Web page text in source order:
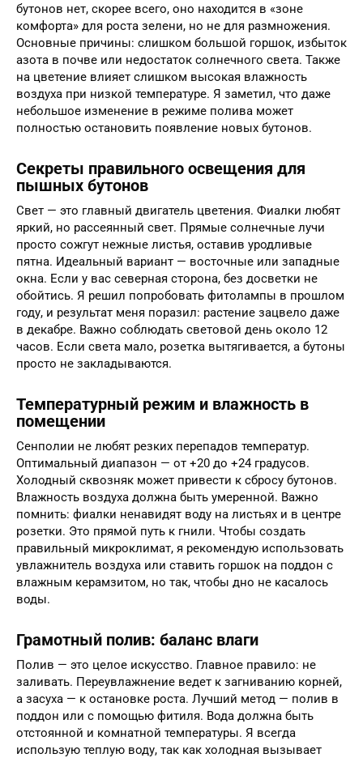
бутонов нет, скорее всего, оно находится в «зоне
комфорта» для роста зелени, но не для размножения.
Основные причины: слишком большой горшок, избыток
азота в почве или недостаток солнечного света. Также
на цветение влияет слишком высокая влажность
воздуха при низкой температуре. Я заметил, что даже
небольшое изменение в режиме полива может
полностью остановить появление новых бутонов.
Секреты правильного освещения для
пышных бутонов
Свет — это главный двигатель цветения. Фиалки любят
яркий, но рассеянный свет. Прямые солнечные лучи
просто сожгут нежные листья, оставив уродливые
пятна. Идеальный вариант — восточные или западные
окна. Если у вас северная сторона, без досветки не
обойтись. Я решил попробовать фитолампы в прошлом
году, и результат меня поразил: растение зацвело даже
в декабре. Важно соблюдать световой день около 12
часов. Если света мало, розетка вытягивается, а бутоны
просто не закладываются.
Температурный режим и влажность в
помещении
Сенполии не любят резких перепадов температур.
Оптимальный диапазон — от +20 до +24 градусов.
Холодный сквозняк может привести к сбросу бутонов.
Влажность воздуха должна быть умеренной. Важно
помнить: фиалки ненавидят воду на листьях и в центре
розетки. Это прямой путь к гнили. Чтобы создать
правильный микроклимат, я рекомендую использовать
увлажнитель воздуха или ставить горшок на поддон с
влажным керамзитом, но так, чтобы дно не касалось
воды.
Грамотный полив: баланс влаги
Полив — это целое искусство. Главное правило: не
заливать. Переувлажнение ведет к загниванию корней,
а засуха — к остановке роста. Лучший метод — полив в
поддон или с помощью фитиля. Вода должна быть
отстоянной и комнатной температуры. Я всегда
использую теплую воду, так как холодная вызывает